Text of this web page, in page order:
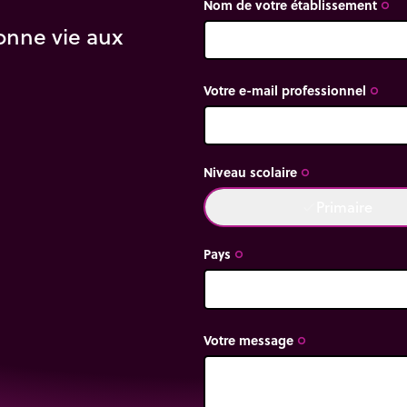
de bien
approprié et de
le type de surface
vie aux
Nom de votre établissement trip_origin
Votre e-mail professionnel trip_origin
Niveau scolaire trip_origin
Pays trip_origin
Votre message trip_origin